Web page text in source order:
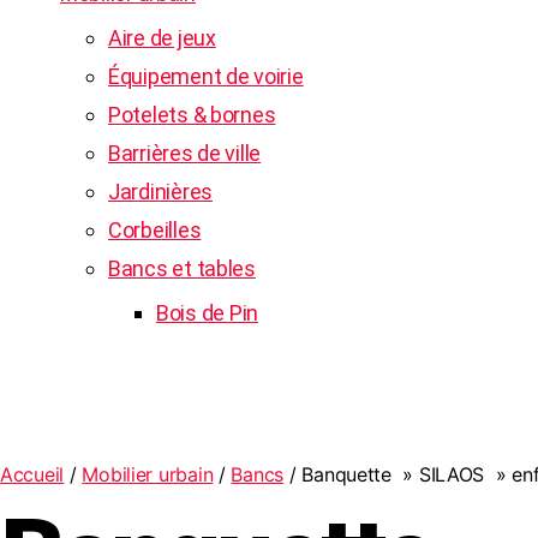
Aire de jeux
Équipement de voirie
Potelets & bornes
Barrières de ville
Jardinières
Corbeilles
Bancs et tables
Bois de Pin
Accueil / Mobilier urbain/ Bancs / Banquette » SILAOS »